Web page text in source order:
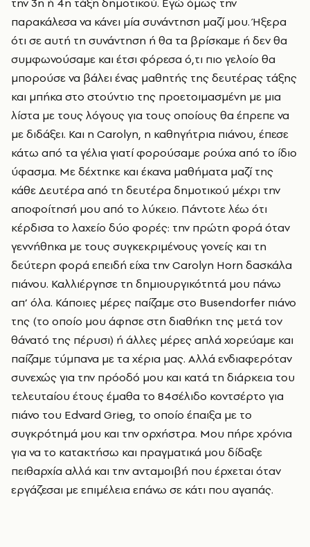
παρακάλεσα να κάνει μία συνάντηση μαζί μου. Ήξερα
ότι σε αυτή τη συνάντηση ή θα τα βρίσκαμε ή δεν θα
συμφωνούσαμε και έτσι φόρεσα ό,τι πιο γελοίο θα
μπορούσε να βάλει ένας μαθητής της δευτέρας τάξης
και μπήκα στο στούντιο της προετοιμασμένη με μια
λίστα με τους λόγους για τους οποίους θα έπρεπε να
με διδάξει. Και η Carolyn, η καθηγήτρια πιάνου, έπεσε
κάτω από τα γέλια γιατί φορούσαμε ρούχα από το ίδιο
ύφασμα. Με δέχτηκε και έκανα μαθήματα μαζί της
κάθε Δευτέρα από τη δευτέρα δημοτικού μέχρι την
αποφοίτησή μου από το λύκειο. Πάντοτε λέω ότι
κέρδισα το λαχείο δύο φορές: την πρώτη φορά όταν
γεννήθηκα με τους συγκεκριμένους γονείς και τη
δεύτερη φορά επειδή είχα την Carolyn Horn δασκάλα
πιάνου. Καλλιέργησε τη δημιουργικότητά μου πάνω
απ’ όλα. Κάποιες μέρες παίζαμε στο Busendorfer πιάνο
της (το οποίο μου άφησε στη διαθήκη της μετά τον
θάνατό της πέρυσι) ή άλλες μέρες απλά χορεύαμε και
παίζαμε τύμπανα με τα χέρια μας. Αλλά ενδιαφερόταν
συνεχώς για την πρόοδό μου και κατά τη διάρκεια του
τελευταίου έτους έμαθα το 84σέλιδο κοντσέρτο για
πιάνο του Edvard Grieg, το οποίο έπαιξα με το
συγκρότημά μου και την ορχήστρα. Μου πήρε χρόνια
για να το κατακτήσω και πραγματικά μου δίδαξε
πειθαρχία αλλά και την ανταμοιβή που έρχεται όταν
εργάζεσαι με επιμέλεια επάνω σε κάτι που αγαπάς.